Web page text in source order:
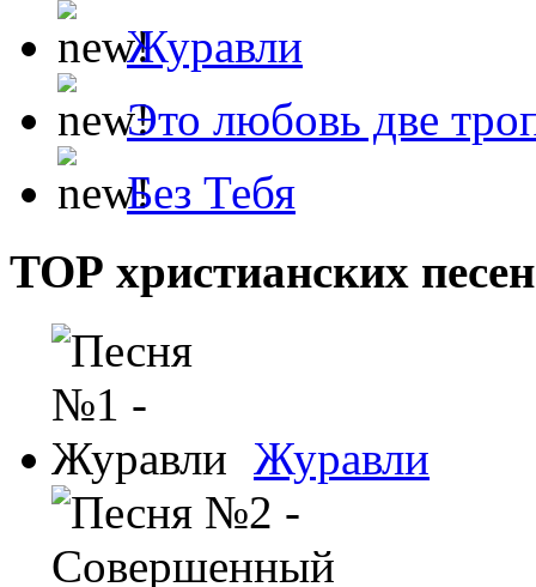
Журавли
Это любовь две
Без Тебя
ТОР христианских песен
Журавли